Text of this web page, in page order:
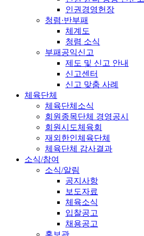
인권경영헌장
청렴·반부패
체계도
청렴 소식
부패공익신고
제도 및 신고 안내
신고센터
신고 맞춤 사례
체육단체
체육단체소식
회원종목단체 경영공시
회원시도체육회
재외한인체육단체
체육단체 감사결과
소식/참여
소식/알림
공지사항
보도자료
체육소식
입찰공고
채용공고
홍보관